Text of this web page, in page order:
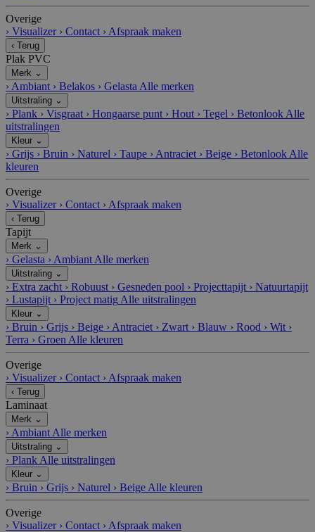
Overige
› Visualizer › Contact › Afspraak maken
‹ Terug
Plak PVC
Merk ⌄
› Ambiant › Belakos › Gelasta Alle merken
Uitstraling ⌄
› Plank › Visgraat › Hongaarse punt › Hout › Tegel › Betonlook Alle
uitstralingen
Kleur ⌄
› Grijs › Bruin › Naturel › Taupe › Antraciet › Beige › Betonlook Alle
kleuren
Overige
› Visualizer › Contact › Afspraak maken
‹ Terug
Tapijt
Merk ⌄
› Gelasta › Ambiant Alle merken
Uitstraling ⌄
› Extra zacht › Robuust › Gesneden pool › Projecttapijt › Natuurtapijt
› Lustapijt › Project matig Alle uitstralingen
Kleur ⌄
› Bruin › Grijs › Beige › Antraciet › Zwart › Blauw › Rood › Wit ›
Terra › Groen Alle kleuren
Overige
› Visualizer › Contact › Afspraak maken
‹ Terug
Laminaat
Merk ⌄
› Ambiant Alle merken
Uitstraling ⌄
› Plank Alle uitstralingen
Kleur ⌄
› Bruin › Grijs › Naturel › Beige Alle kleuren
Overige
› Visualizer › Contact › Afspraak maken